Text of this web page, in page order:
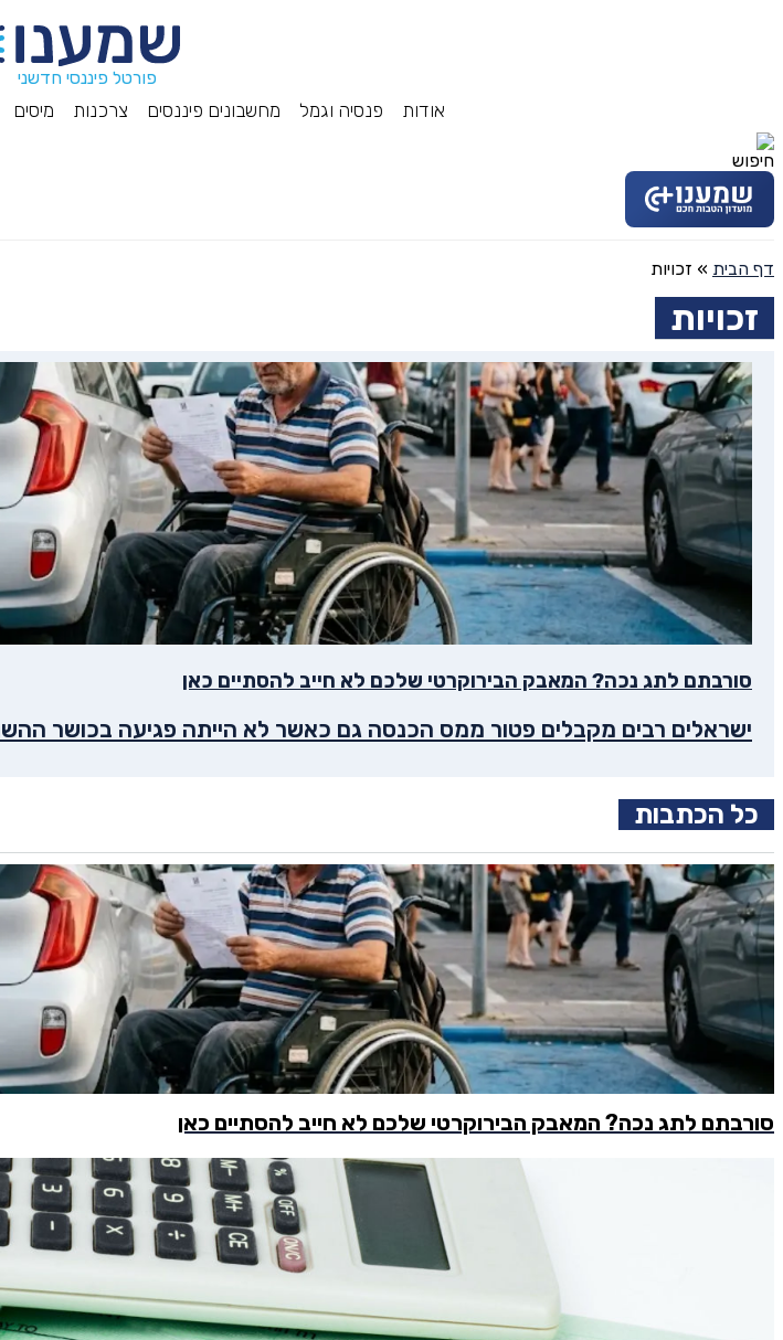
פורטל פיננסי חדשני
אודות פנסיה וגמל מחשבונים פיננסים צרכנות מיסים
דף הבית » זכויות
זכויות
סורבתם לתג נכה? המאבק הבירוקרטי שלכם לא חייב להסתיים כאן
ישראלים רבים מקבלים פטור ממס הכנסה גם כאשר לא הייתה פגיעה בכושר
כל הכתבות
סורבתם לתג נכה? המאבק הבירוקרטי שלכם לא חייב להסתיים כאן